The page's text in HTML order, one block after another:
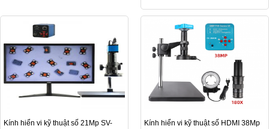
Kính hiển vi kỹ thuật số 21Mp SV-
Kính hiển vi kỹ thuật số HDMI 38Mp